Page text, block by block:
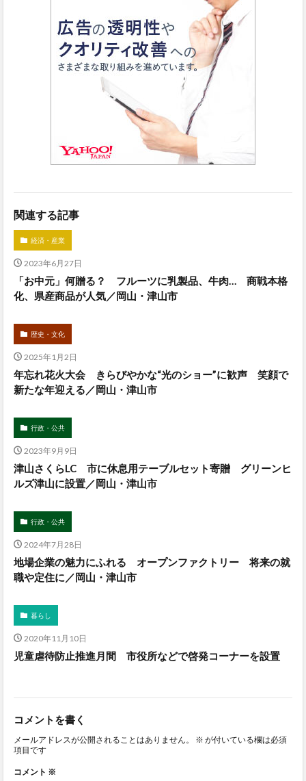
関連する記事
経済・産業
2023年6月27日
「お中元」何贈る？ フルーツに乳製品、牛肉… 商戦本格
化、県産商品が人気／岡山・津山市
歴史・文化
2025年1月2日
年忘れ花火大会 きらびやかな“光のショー”に歓声 笑顔で
新たな年迎える／岡山・津山市
行政・公共
2023年9月9日
津山さくらLC 市に休息用テーブルセット寄贈 グリーンヒ
ルズ津山に設置／岡山・津山市
行政・公共
2024年7月28日
地場企業の魅力にふれる オープンファクトリー 将来の就
職や定住に／岡山・津山市
暮らし
2020年11月10日
児童虐待防止推進月間 市役所などで啓発コーナーを設置
コメントを書く
メールアドレスが公開されることはありません。 ※ が付いている欄は必須
項目です
コメント ※